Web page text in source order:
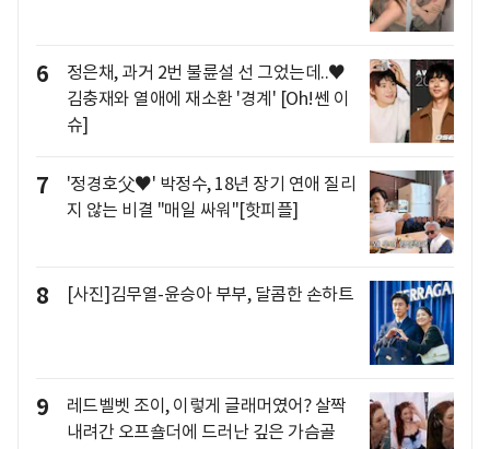
6
정은채, 과거 2번 불륜설 선 그었는데..♥
김충재와 열애에 재소환 '경계' [Oh!쎈 이
슈]
7
'정경호父♥' 박정수, 18년 장기 연애 질리
지 않는 비결 "매일 싸워"[핫피플]
8 [사진]김무열-윤승아 부부, 달콤한 손하트
9
레드벨벳 조이, 이렇게 글래머였어? 살짝
내려간 오프숄더에 드러난 깊은 가슴골